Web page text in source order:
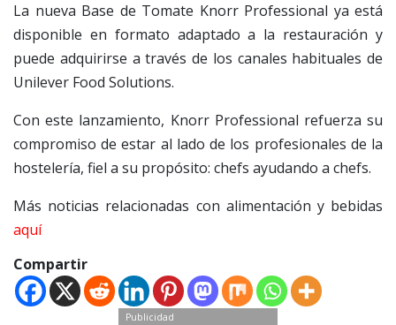
La nueva Base de Tomate Knorr Professional ya está
disponible en formato adaptado a la restauración y
puede adquirirse a través de los canales habituales de
Unilever Food Solutions.
Con este lanzamiento, Knorr Professional refuerza su
compromiso de estar al lado de los profesionales de la
hostelería, fiel a su propósito: chefs ayudando a chefs.
Más noticias relacionadas con alimentación y bebidas
aquí
Compartir
Publicidad